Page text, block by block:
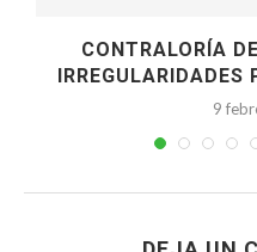
CONTRALORÍA
9